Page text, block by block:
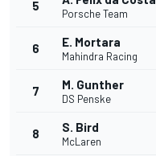
5
Porsche Team
6 E. Mortara
Mahindra Racing
7 M. Gunther
DS Penske
8 S. Bird
McLaren